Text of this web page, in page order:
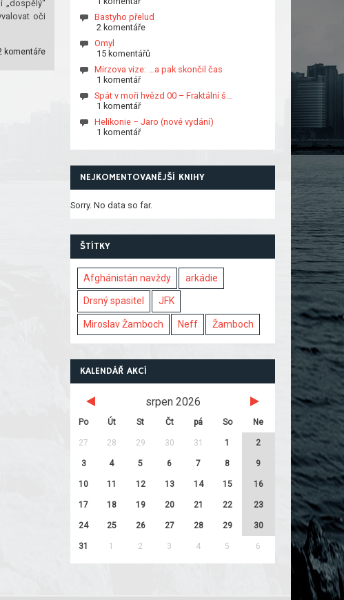
„dospělý“
oči
komentáře
Bastyho přelud
2 komentáře
Omyl
15 komentářů
Mirzova vize: …a pak skončil čas
1 komentář
Spát v moři hvězd 00 – Fraktální š…
1 komentář
Helikonie – Jaro (nové vydání)
1 komentář
NEJKOMENTOVANĚJŠÍ KNIHY
Sorry. No data so far.
ŠTÍTKY
Afghánistán navždy arkádie
Drsný spasitel JFK
Miroslav Žamboch Neff Žamboch
KALENDÁŘ AKCÍ
srpen 2026
Po Út St Čt pá So Ne
27 28 29 30 31 1 2
3 4 5 6 7 8 9
10 11 12 13 14 15 16
17 18 19 20 21 22 23
24 25 26 27 28 29 30
31 1 2 3 4 5 6